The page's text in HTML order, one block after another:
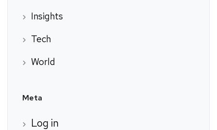
Insights
Tech
World
Meta
Log in